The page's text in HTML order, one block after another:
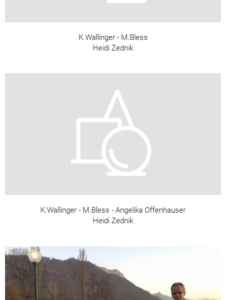
K.Wallinger - M.Bless
Heidi Zednik
K.Wallinger - M.Bless - Angelika Offenhauser
Heidi Zednik